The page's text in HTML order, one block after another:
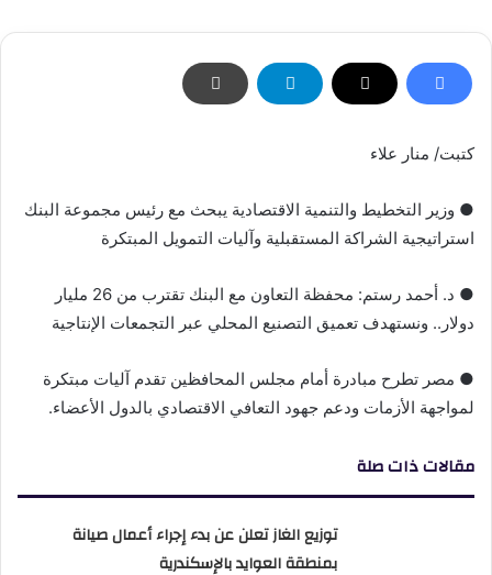
كتبت/ منار علاء
● وزير التخطيط والتنمية الاقتصادية يبحث مع رئيس مجموعة البنك
استراتيجية الشراكة المستقبلية وآليات التمويل المبتكرة
● د. أحمد رستم: محفظة التعاون مع البنك تقترب من 26 مليار
دولار.. ونستهدف تعميق التصنيع المحلي عبر التجمعات الإنتاجية
● مصر تطرح مبادرة أمام مجلس المحافظين تقدم آليات مبتكرة
لمواجهة الأزمات ودعم جهود التعافي الاقتصادي بالدول الأعضاء.
مقالات ذات صلة
توزيع الغاز تعلن عن بدء إجراء أعمال صيانة
بمنطقة العوايد بالإسكندرية